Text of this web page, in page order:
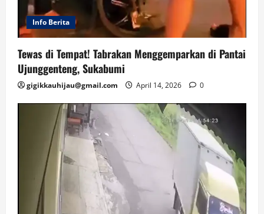
Info Berita
Tewas di Tempat! Tabrakan Menggemparkan di Pantai
Ujunggenteng, Sukabumi
gigikkauhijau@gmail.com April 14, 2026 0